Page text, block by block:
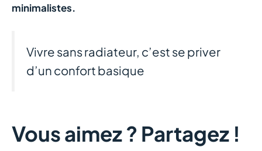
minimalistes.
Vivre sans radiateur, c’est se priver
d’un confort basique
Vous aimez ? Partagez !